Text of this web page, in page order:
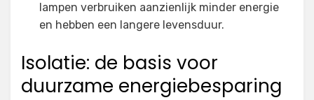
lampen verbruiken aanzienlijk minder energie
en hebben een langere levensduur.
Isolatie: de basis voor
duurzame energiebesparing